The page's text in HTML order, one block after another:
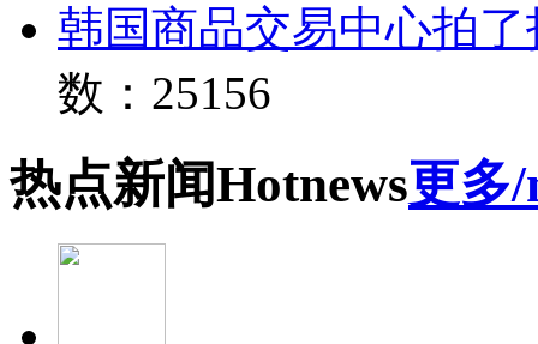
韩国商品交易中心拍
数：25156
热点新闻Hotnews更多